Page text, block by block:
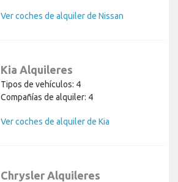
Ver coches de alquiler de Nissan
Kia Alquileres
Tipos de vehículos: 4
Compañías de alquiler: 4
Ver coches de alquiler de Kia
Chrysler Alquileres